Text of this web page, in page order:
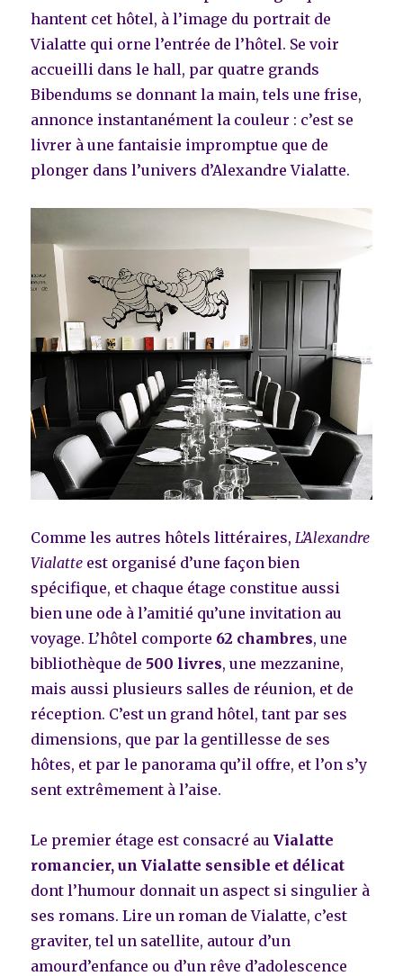
hantent cet hôtel, à l’image du portrait de
Vialatte qui orne l’entrée de l’hôtel. Se voir
accueilli dans le hall, par quatre grands
Bibendums se donnant la main, tels une frise,
annonce instantanément la couleur : c’est se
livrer à une fantaisie impromptue que de
plonger dans l’univers d’Alexandre Vialatte.
Comme les autres hôtels littéraires, L’Alexandre
Vialatte est organisé d’une façon bien
spécifique, et chaque étage constitue aussi
bien une ode à l’amitié qu’une invitation au
voyage. L’hôtel comporte 62 chambres, une
bibliothèque de 500 livres, une mezzanine,
mais aussi plusieurs salles de réunion, et de
réception. C’est un grand hôtel, tant par ses
dimensions, que par la gentillesse de ses
hôtes, et par le panorama qu’il offre, et l’on s’y
sent extrêmement à l’aise.
Le premier étage est consacré auVialatte
romancier, un Vialatte sensible et délicat
dont l’humour donnait un aspect si singulier à
ses romans. Lire un roman de Vialatte, c’est
graviter, tel un satellite, autour d’un
amourd’enfance ou d’un rêve d’adolescence